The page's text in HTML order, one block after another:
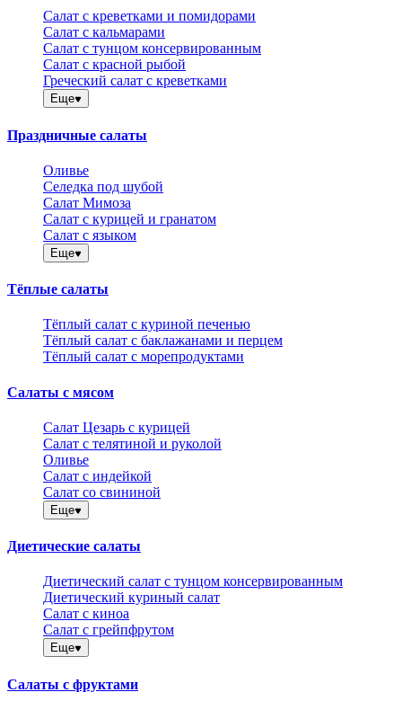
Салат с креветками и помидорами
Салат с кальмарами
Салат с тунцом консервированным
Салат с красной рыбой
Греческий салат с креветками
Еще
Праздничные салаты
Оливье
Селедка под шубой
Салат Мимоза
Салат с курицей и гранатом
Салат с языком
Еще
Тёплые салаты
Тёплый салат с куриной печенью
Тёплый салат с баклажанами и перцем
Тёплый салат с морепродуктами
Салаты с мясом
Салат Цезарь с курицей
Салат с телятиной и руколой
Оливье
Салат с индейкой
Салат со свининой
Еще
Диетические салаты
Диетический салат с тунцом консервированным
Диетический куриный салат
Салат с киноа
Салат с грейпфрутом
Еще
Салаты с фруктами